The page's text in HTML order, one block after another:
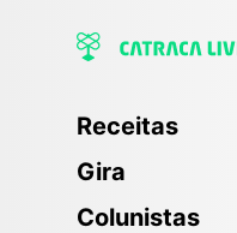
Receitas
Gira
Colunistas